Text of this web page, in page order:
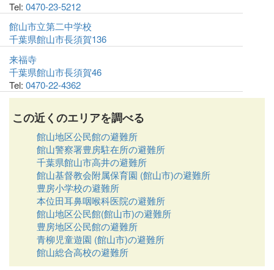
Tel: 0470-23-5212
館山市立第二中学校
千葉県館山市長須賀136
来福寺
千葉県館山市長須賀46
Tel: 0470-22-4362
この近くのエリアを調べる
館山地区公民館の避難所
館山警察署豊房駐在所の避難所
千葉県館山市高井の避難所
館山基督教会附属保育園 (館山市)の避難所
豊房小学校の避難所
本位田耳鼻咽喉科医院の避難所
館山地区公民館(館山市)の避難所
豊房地区公民館の避難所
青柳児童遊園 (館山市)の避難所
館山総合高校の避難所